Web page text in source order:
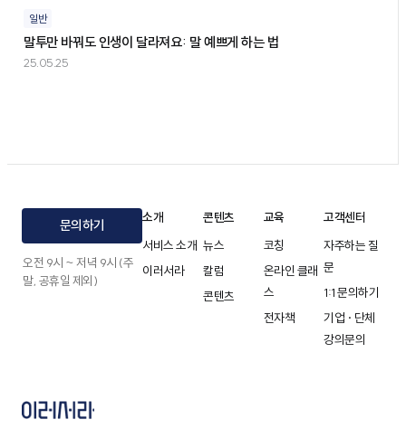
일반
말투만 바꿔도 인생이 달라져요: 말 예쁘게 하는 법
25.05.25
문의하기
오전 9시 ~ 저녁 9시 (주
말, 공휴일 제외)
소개
서비스 소개
이러서라
콘텐츠
뉴스
칼럼
콘텐츠
교육
코칭
온라인 클래
스
전자책
고객센터
자주하는 질
문
1:1 문의하기
기업 · 단체
강의문의